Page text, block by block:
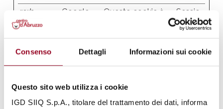
Consenso Dettagli Informazioni sui cookie
Questo sito web utilizza i cookie
IGD SIIQ S.p.A., titolare del trattamento dei dati, informa
rc::b Google
Questo cookie è
umani e robot.
Sessio
ne
rc::c Google
Questo cookie è
distinguere tra
umani e robot.
Sessio